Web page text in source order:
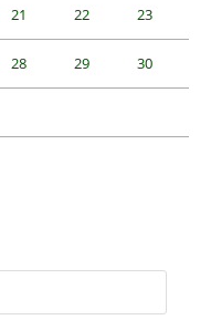
21 22 23
28 29 30